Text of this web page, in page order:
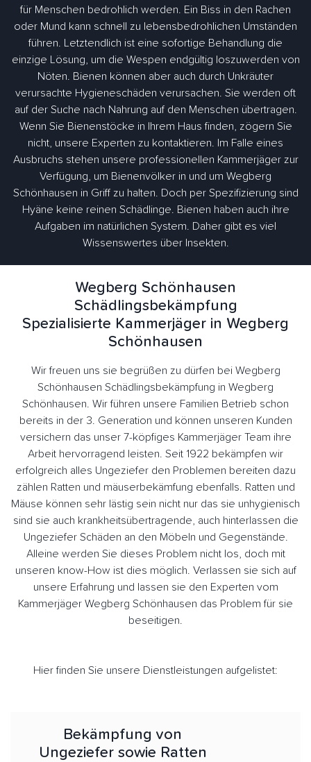
für Menschen bedrohlich werden. Ein Biss in den Rachen
oder Mund kann schnell zu lebensbedrohlichen Umständen
führen. Letztendlich ist eine sofortige Behandlung die
einzige Lösung, um die Wespen endgültig loszuwerden von
Nöten. Bienen können aber auch durch Unkräuter
verursachte Hygieneschäden verursachen. Sie werden oft
auf der Suche nach Nahrung auf den Menschen übertragen.
Wenn Sie Bienenstöcke in Ihrem Haus finden, zögern Sie
nicht, unsere Experten zu kontaktieren. Im Falle eines
Ausbruchs stehen unsere professionellen Kammerjäger zur
Verfügung, um Bienenvölker in und um Wegberg
Schönhausen in Griff zu halten. Doch per Spezifizierung sind
Hyäne keine reinen Schädlinge. Bienen haben auch ihre
Aufgaben im natürlichen System. Daher gibt es viel
Wissenswertes über Insekten.
Wegberg Schönhausen
Schädlingsbekämpfung
Spezialisierte Kammerjäger in Wegberg
Schönhausen
Wir freuen uns sie begrüßen zu dürfen bei Wegberg
Schönhausen Schädlingsbekämpfung in Wegberg
Schönhausen. Wir führen unsere Familien Betrieb schon
bereits in der 3. Generation und können unseren Kunden
versichern das unser 7-köpfiges Kammerjäger Team ihre
Arbeit hervorragend leisten. Seit 1922 bekämpfen wir
erfolgreich alles Ungeziefer den Problemen bereiten dazu
zählen Ratten und mäuserbekämfung ebenfalls. Ratten und
Mäuse können sehr lästig sein nicht nur das sie unhygienisch
sind sie auch krankheitsübertragende, auch hinterlassen die
Ungeziefer Schäden an den Möbeln und Gegenstände.
Alleine werden Sie dieses Problem nicht los, doch mit
unseren know-How ist dies möglich. Verlassen sie sich auf
unsere Erfahrung und lassen sie den Experten vom
Kammerjäger Wegberg Schönhausen das Problem für sie
beseitigen.
Hier finden Sie unsere Dienstleistungen aufgelistet:
Bekämpfung von
Ungeziefer sowie Ratten